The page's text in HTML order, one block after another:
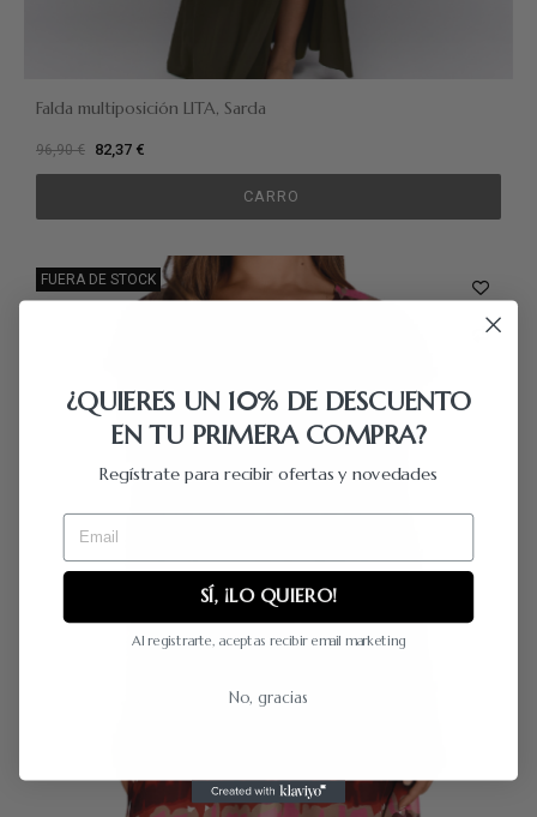
Falda multiposición LITA, Sarda
96,90 € 82,37 €
CARRO
FUERA DE STOCK
¿QUIERES UN 10% DE DESCUENTO
EN TU PRIMERA COMPRA?
Regístrate para recibir ofertas y novedades
Email
SÍ, ¡LO QUIERO!
Al registrarte, aceptas recibir email marketing
No, gracias